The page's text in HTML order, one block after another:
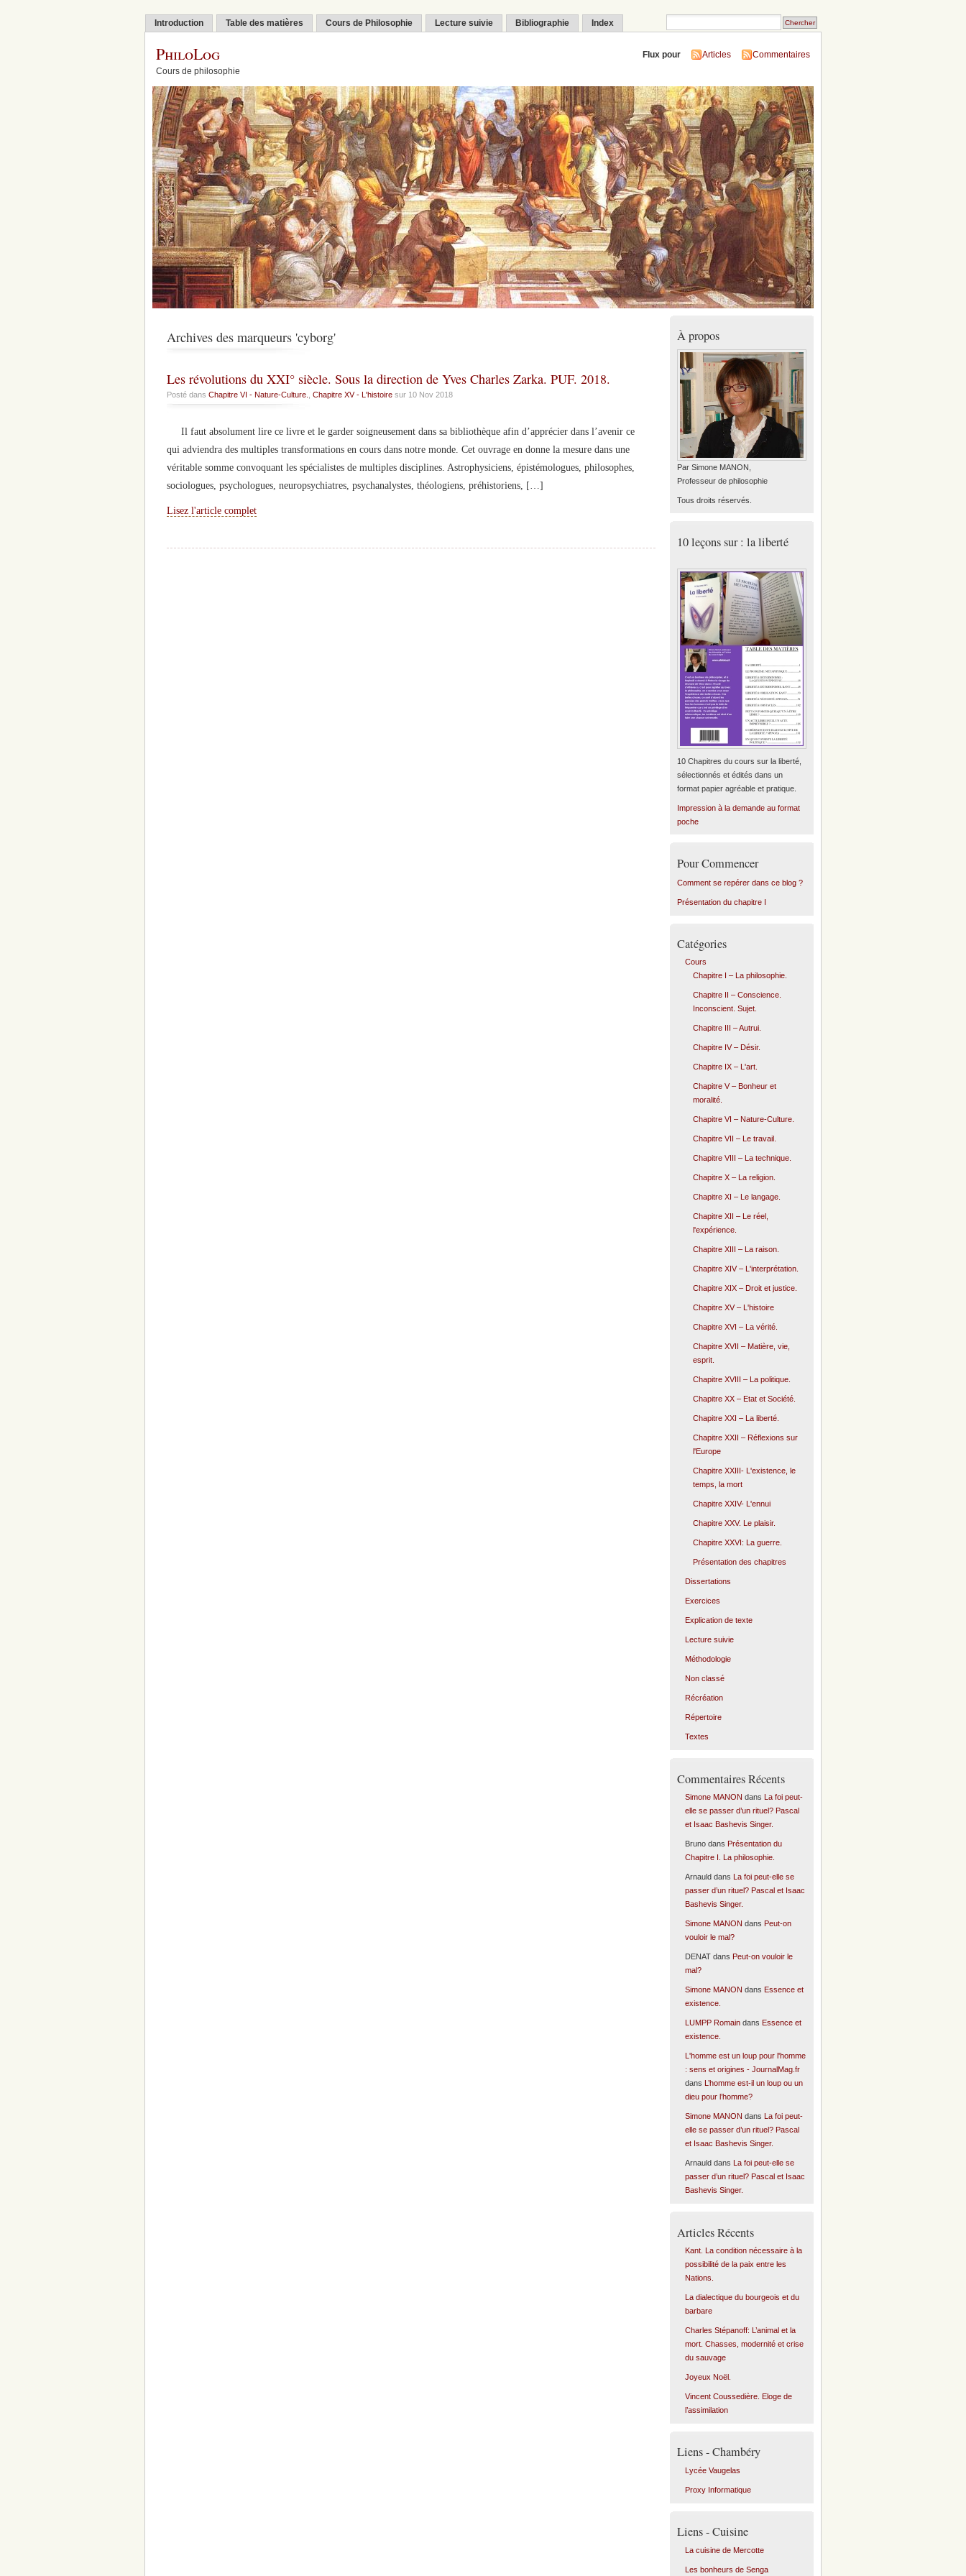
Introduction Table des matières Cours de Philosophie Lecture suivie Bibliographie Index
PhiloLog
Cours de philosophie
Flux pour Articles Commentaires
Archives des marqueurs 'cyborg'
Les révolutions du XXI° siècle. Sous la direction de Yves Charles Zarka. PUF. 2018.
Posté dans Chapitre VI - Nature-Culture., Chapitre XV - L'histoire sur 10 Nov 2018
Il faut absolument lire ce livre et le garder soigneusement dans sa bibliothèque afin d’apprécier dans l’avenir ce
qui adviendra des multiples transformations en cours dans notre monde. Cet ouvrage en donne la mesure dans une
véritable somme convoquant les spécialistes de multiples disciplines. Astrophysiciens, épistémologues, philosophes,
sociologues, psychologues, neuropsychiatres, psychanalystes, théologiens, préhistoriens, […]
Lisez l'article complet
À propos
Par Simone MANON,
Professeur de philosophie
Tous droits réservés.
10 leçons sur : la liberté
10 Chapitres du cours sur la liberté,
sélectionnés et édités dans un
format papier agréable et pratique.
Impression à la demande au format
poche
Pour Commencer
Comment se repérer dans ce blog ?
Présentation du chapitre I
Catégories
Cours
Chapitre I – La philosophie.
Chapitre II – Conscience.
Inconscient. Sujet.
Chapitre III – Autrui.
Chapitre IV – Désir.
Chapitre IX – L'art.
Chapitre V – Bonheur et
moralité.
Chapitre VI – Nature-Culture.
Chapitre VII – Le travail.
Chapitre VIII – La technique.
Chapitre X – La religion.
Chapitre XI – Le langage.
Chapitre XII – Le réel,
l'expérience.
Chapitre XIII – La raison.
Chapitre XIV – L'interprétation.
Chapitre XIX – Droit et justice.
Chapitre XV – L'histoire
Chapitre XVI – La vérité.
Chapitre XVII – Matière, vie,
esprit.
Chapitre XVIII – La politique.
Chapitre XX – Etat et Société.
Chapitre XXI – La liberté.
Chapitre XXII – Réflexions sur
l'Europe
Chapitre XXIII- L'existence, le
temps, la mort
Chapitre XXIV- L'ennui
Chapitre XXV. Le plaisir.
Chapitre XXVI: La guerre.
Présentation des chapitres
Dissertations
Exercices
Explication de texte
Lecture suivie
Méthodologie
Non classé
Récréation
Répertoire
Textes
Commentaires Récents
Simone MANON dans
La foi peut-
elle se passer d’un rituel? Pascal
et Isaac Bashevis Singer.
Brunodans Présentation du
Chapitre I. La philosophie.
Arnauld dans
La foi peut-elle se
passer d’un rituel? Pascal et Isaac
Bashevis Singer.
Simone MANON dans Peut-on
vouloir le mal?
DENATdans Peut-on vouloir le
mal?
Simone MANON dans Essence et
existence.
LUMPP Romaindans Essence et
existence.
L'homme est un loup pour l'homme
: sens et origines - JournalMag.fr
dans
L’homme est-il un loup ou un
dieu pour l’homme?
Simone MANON dans
La foi peut-
elle se passer d’un rituel? Pascal
et Isaac Bashevis Singer.
Arnauld dans
La foi peut-elle se
passer d’un rituel? Pascal et Isaac
Bashevis Singer.
Articles Récents
Kant. La condition nécessaire à la
possibilité de la paix entre les
Nations.
La dialectique du bourgeois et du
barbare
Charles Stépanoff: L’animal et la
mort. Chasses, modernité et crise
du sauvage
Joyeux Noël.
Vincent Coussedière. Eloge de
l’assimilation
Liens - Chambéry
Lycée Vaugelas
Proxy Informatique
Liens - Cuisine
La cuisine de Mercotte
Les bonheurs de Senga